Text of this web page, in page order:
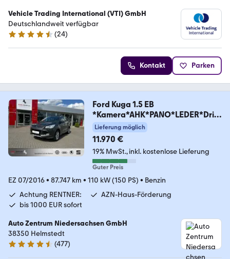
Vehicle Trading International (VTI) GmbH
Deutschlandweit verfügbar
4.4 Sterne
(24)
Kontakt Parken
Ford Kuga 1.5 EB
*Kamera*AHK*PANO*LEDER*Driv
eAssist*
Lieferung möglich
11.970 €
19% MwSt. inkl. kostenlose Lieferung
Guter Preis
EZ 07/2016• 87.747 km • 110 kW (150 PS) • Benzin
Achtung RENTNER:
AZN-Haus-Förderung
bis 1000 EUR sofort
Auto Zentrum Niedersachsen GmbH
38350 Helmstedt
4.5 Sterne
(477)